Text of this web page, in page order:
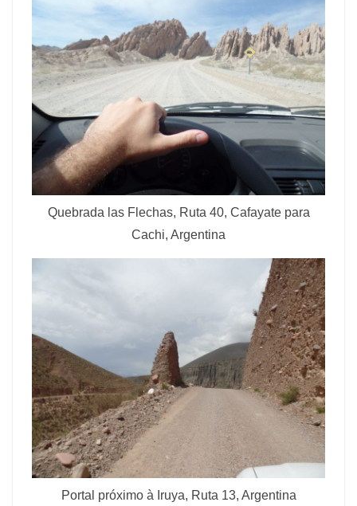
Quebrada las Flechas, Ruta 40, Cafayate para
Cachi, Argentina
Portal próximo à Iruya, Ruta 13, Argentina